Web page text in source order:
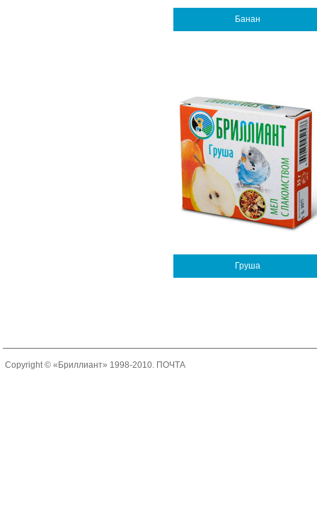
Банан
Груша
Copyright © «Бриллиант» 1998-2010. ПОЧТА